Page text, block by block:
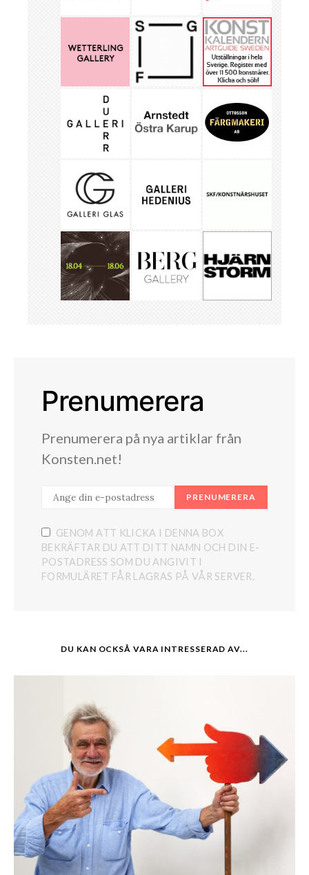
Prenumerera
Prenumerera på nya artiklar från
Konsten.net!
PRENUMERERA
GENOM ATT KLICKA I DENNA BOX
BEKRÄFTAR DU ATT DITT NAMN OCH DIN E-
POSTADRESS SOM DU ANGIVIT I
FORMULÄRET FÅR LAGRAS PÅ VÅR SERVER.
DU KAN OCKSÅ VARA INTRESSERAD AV...